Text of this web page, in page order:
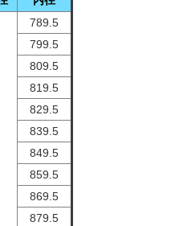
789.5
799.5
809.5
819.5
829.5
839.5
849.5
859.5
869.5
879.5